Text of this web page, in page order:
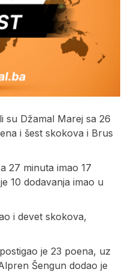
su Džamal Marej sa 26
i šest skokova i Brus
27 minuta imao 17
10 dodavanja imao u
i devet skokova,
je 23 poena, uz
Šengun dodao je